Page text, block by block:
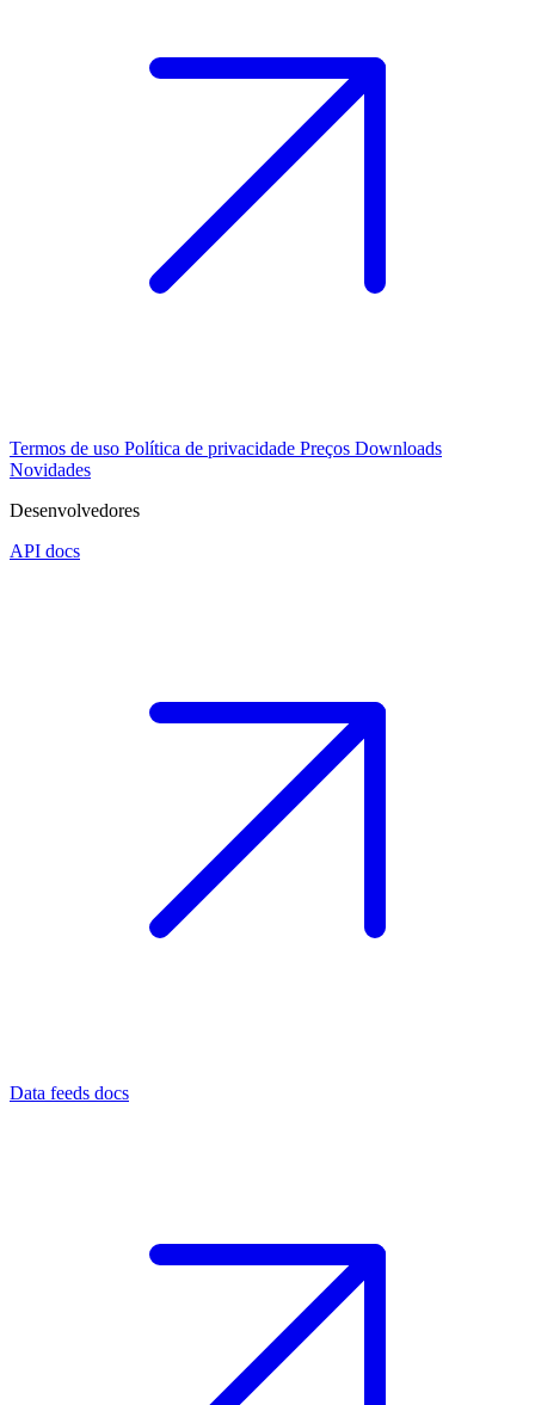
Termos de uso Política de privacidade Preços Downloads
Novidades
Desenvolvedores
API docs
Data feeds docs